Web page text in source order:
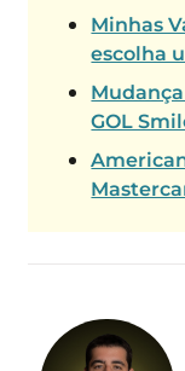
Minhas
escolha
GOL